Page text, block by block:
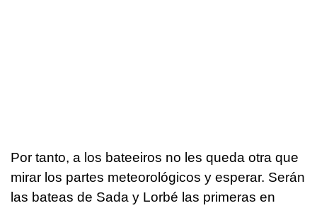
Por tanto, a los bateeiros no les queda otra que
mirar los partes meteorológicos y esperar. Serán
las bateas de Sada y Lorbé las primeras en